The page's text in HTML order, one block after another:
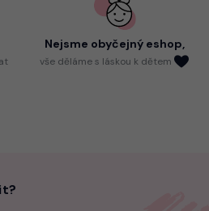
Nejsme obyčejný eshop,
vše děláme s láskou k dětem